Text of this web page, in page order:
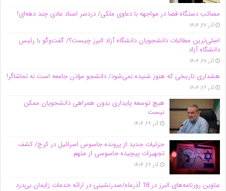
مصائب دستگاه قضا در مواجهه با دعاوی ملکی/ دردسر اسناد عادی چند‌ دهه‌ای!
آذر ۲۷, ۱۴۰۴
اصلی‌ترین مطالبات دانشجویان دانشگاه آزاد البرز چیست؟/ گفت‌وگو با رئیس
دانشگاه آز‌اد
آذر ۲۷, ۱۴۰۴
هشداری تاریخی که هنوز شنیده نمی‌شود/ دانشجو مؤذن جامعه است نه تماشاگر!
آذر ۲۶, ۱۴۰۴
هیچ توسعه پایداری بدون همراهی دانشجویان ممکن
نیست
آذر ۲۶, ۱۴۰۴
جزئیات جدید از پرونده جاسوس اسرائیل در کرج/‌ کشف
تجهیزات پیچیده جاسوسی از متهم
آذر ۲۶, ۱۴۰۴
عناوین روزنامه‌های البرز در ‌18 آذرماه/صدرنشینی در ارائه خدمات زایمان بی‌درد